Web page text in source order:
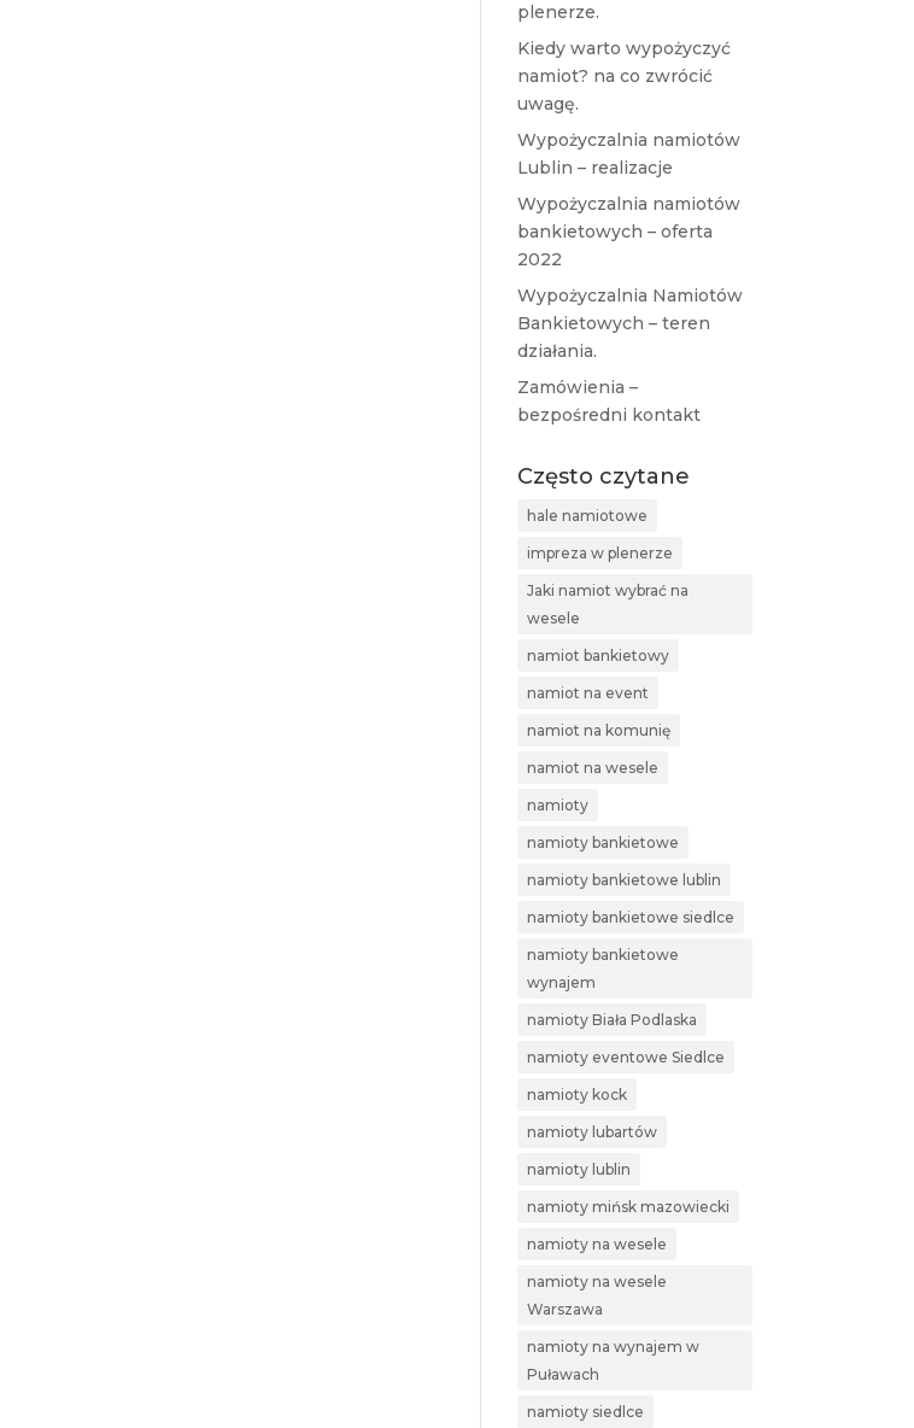
plenerze.
Kiedy warto wypożyczyć
namiot? na co zwrócić
uwagę.
Wypożyczalnia namiotów
Lublin – realizacje
Wypożyczalnia namiotów
bankietowych – oferta
2022
Wypożyczalnia Namiotów
Bankietowych – teren
działania.
Zamówienia –
bezpośredni kontakt
Często czytane
hale namiotowe
impreza w plenerze
Jaki namiot wybrać na
wesele
namiot bankietowy
namiot na event
namiot na komunię
namiot na wesele
namioty
namioty bankietowe
namioty bankietowe lublin
namioty bankietowe siedlce
namioty bankietowe
wynajem
namioty Biała Podlaska
namioty eventowe Siedlce
namioty kock
namioty lubartów
namioty lublin
namioty mińsk mazowiecki
namioty na wesele
namioty na wesele
Warszawa
namioty na wynajem w
Puławach
namioty siedlce